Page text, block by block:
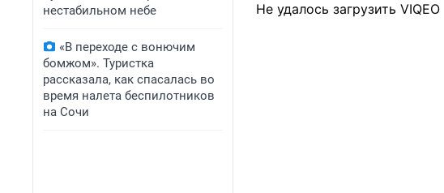
нестабильном небе
«В переходе с вонючим
бомжом». Туристка
рассказала, как спасалась во
время налета беспилотников
на Сочи
Не удалось загрузить VIQEO